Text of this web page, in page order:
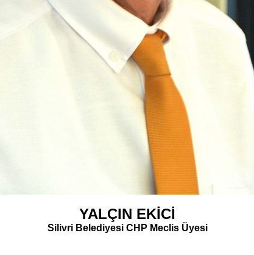
YALÇIN EKİCİ
Silivri Belediyesi CHP Meclis Üyesi